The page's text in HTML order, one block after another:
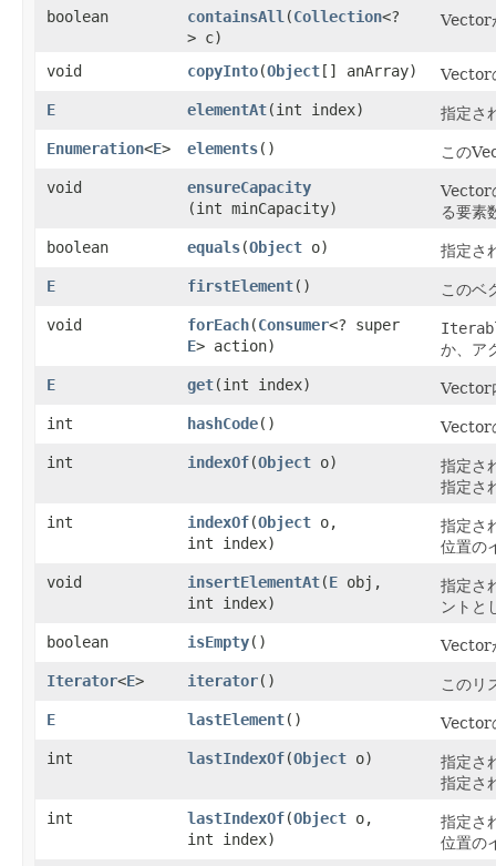
boolean
containsAll ​(Collection<?
> c)
Vector
void copyInto​(Object[] anArray)
Vector
E
elementAt​(int index)
指定さ
Enumeration<E> elements()
この
void
ensureCapacity
(int minCapacity)
Vector
る要素
boolean
equals​(Object o)
指定さ
E
firstElement()
このベ
void
forEach​(Consumer<? super
E> action)
か、ア
E
get​(int index)
Vector
int
hashCode()
Vector
int
indexOf​(Object o)
指定さ
指定さ
int
indexOf​(Object o,
int index)
指定さ
位置の
void
insertElementAt​(E obj,
int index)
指定さ
ントと
boolean
isEmpty()
Vector
Iterator<E> iterator()
このリ
E
lastElement()
Vector
int
lastIndexOf​(Object o)
指定さ
指定さ
int
lastIndexOf​(Object o,
int index)
指定さ
位置の